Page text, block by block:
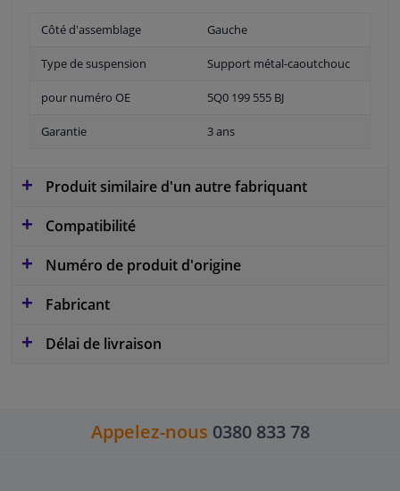
Côté d'assemblage Gauche
Type de suspension Support métal-caoutchouc
pour numéro OE 5Q0 199 555 BJ
Garantie 3 ans
Produit similaire d'un autre fabriquant
Compatibilité
Numéro de produit d'origine
Fabricant
Délai de livraison
Appelez-nous 0380 833 78